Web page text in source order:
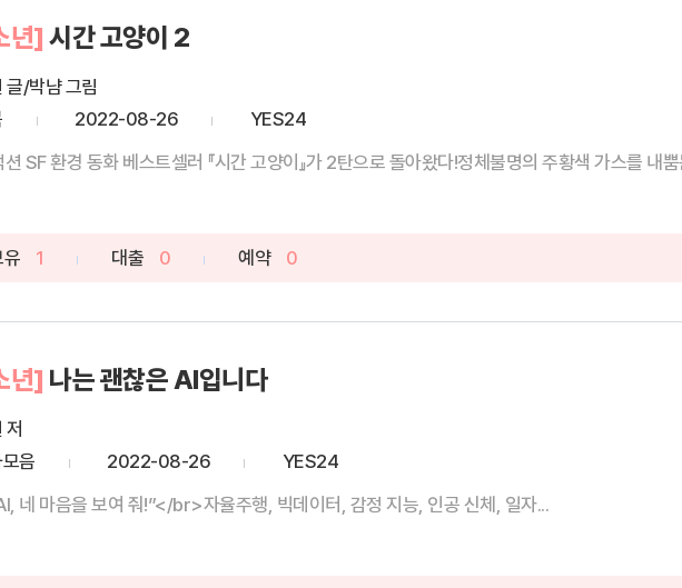
년] 시간 고양이 2
글/박냠 그림
2022-08-26
YES24
SF 환경 동화 베스트셀러 『시간 고양이』가 2탄으로 돌아왔다!정체불명의 주황색 가스를 내
유 1 대출 0 예약 0
년] 나는 괜찮은 AI입니다
저
음
2022-08-26
YES24
네 마음을 보여 줘!”</br>자율주행, 빅데이터, 감정 지능, 인공 신체, 일자...